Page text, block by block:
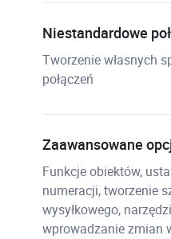
Niestandardowe
Tworzenie własnych
połączeń
Zaawansowane
Funkcje obiektów,
numeracji, tworzenie
wysyłkowego,
wprowadzanie zmian